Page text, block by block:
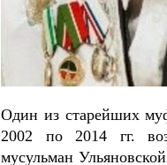
Один из старейших
2002 по 2014 гг.
мусульман